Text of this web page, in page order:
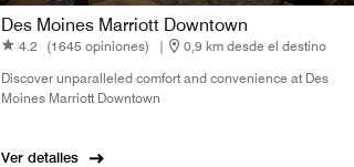
Des Moines Marriott Downtown
4.2 (1645 opiniones) |
0,9 km desde el destino
Discover unparalleled comfort and convenience at Des
Moines Marriott Downtown
Ver detalles